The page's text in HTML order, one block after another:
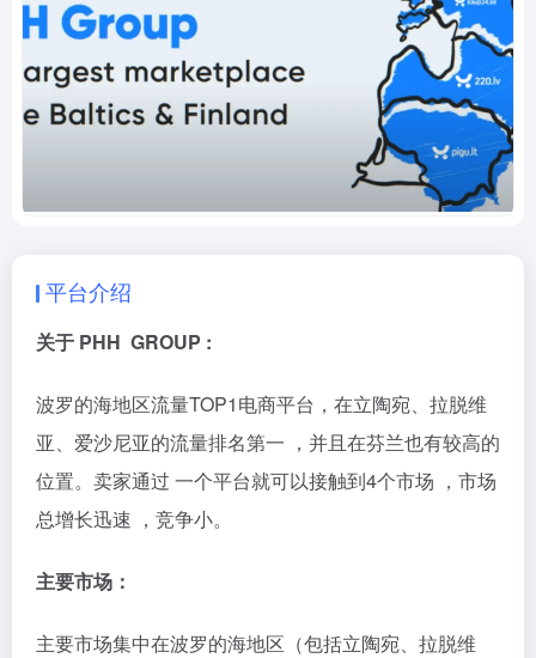
平台介绍
关于 PHH GROUP :
波罗的海地区流量TOP1电商平台，在立陶宛、拉脱维
亚、爱沙尼亚的流量排名第一 ，并且在芬兰也有较高的
位置。卖家通过 一个平台就可以接触到4个市场 ，市场
总增长迅速 ，竞争小。
主要市场：
主要市场集中在波罗的海地区（包括立陶宛、拉脱维